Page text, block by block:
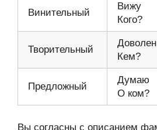
Винительный
Вижу
Кого?
Творительный
Доволен
Кем?
Предложный
Думаю
О ком?
Вы согласны с описанием